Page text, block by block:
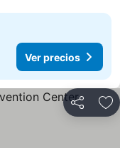
Ver precios
Compartir